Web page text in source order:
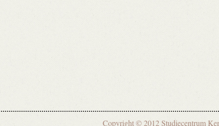
Copyright © 2012 Studiecentrum